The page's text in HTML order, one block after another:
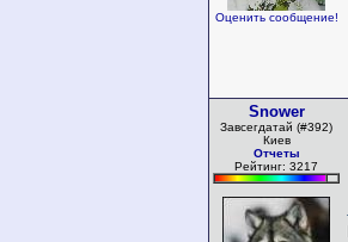
Оценить сообщение!
Snower
Завсегдатай (#392)
Киев
Отчеты
Рейтинг: 3217